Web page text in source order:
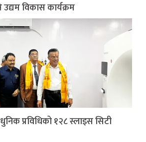
उद्यम विकास कार्यक्रम
प्रविधिको १२८ स्लाइस सिटी